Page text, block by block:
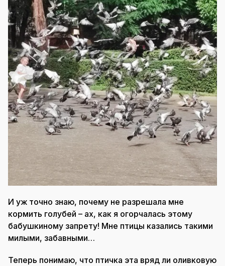
И уж точно знаю, почему не разрешала мне
кормить голубей – ах, как я огорчалась этому
бабушкиному запрету! Мне птицы казались такими
милыми, забавными…
Теперь понимаю, что птичка эта вряд ли оливковую